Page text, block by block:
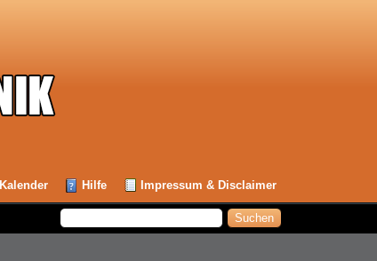
Kalender Hilfe Impressum & Disclaimer